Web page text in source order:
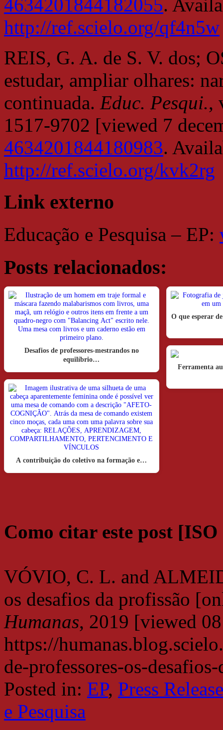
4634201844182055.
http://ref.scielo.org/qf4n5w
REIS, G. A. de S. V. dos;
estudar, ampliar olhares:
continuada. Educ. Pesqui.,
1517-9702 [viewed 7
4634201844180983.
http://ref.scielo.org/kvk2rg
Link externo
Educação e Pesquisa – EP:
Posts relacionados:
Desafios de professores-mestrandos no
equilíbrio…
A contribuição do coletivo na formação e…
O que esperar
Ferramenta
Como citar este post
VÓVIO, C. L. and
os desafios da profissão
Humanas, 2019 [viewed
https://
de-professores-os-
Posted in: EP, Press
e Pesquisa